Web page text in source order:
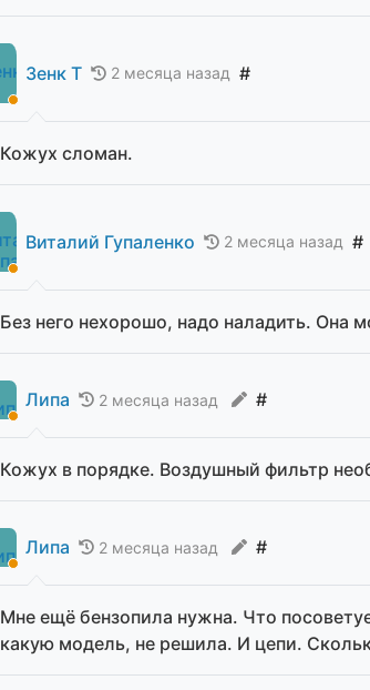
Зенк Т 2 месяца назад #
Кожух сломан.
Виталий Гупаленко 2 месяца назад #
Без него нехорошо, надо наладить. Она
Липа 2 месяца назад #
Кожух в порядке. Воздушный фильтр
Липа 2 месяца назад #
Мне ещё бензопила нужна. Что
какую модель, не решила. И цепи.